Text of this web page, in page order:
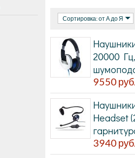
Сортировка: от А до Я
20000
9550
Headset
3940